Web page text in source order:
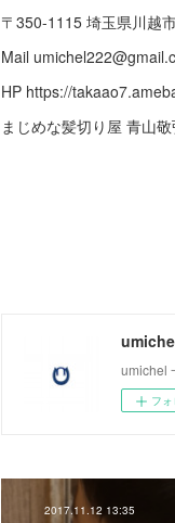
〒350-1115 埼玉県川
Mail
HP https://
まじめな髪切り屋 青山敬
umichel
フ
2017.11.12 13:35